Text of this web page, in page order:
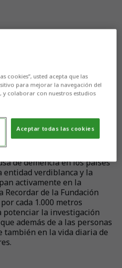
ayer a la Academia
con 135 inscritos y aún es
en las Instalaciones
de demencia en los países
entidad verdiblanca y la
activamente en la
de la Fundación
cada 1.000 metros
potenciar la investigación
además de a las personas
también en la vida diaria de
cookies”, usted acepta que las
para mejorar la navegación del
y colaborar con nuestros estudios
Aceptar todas las cookies